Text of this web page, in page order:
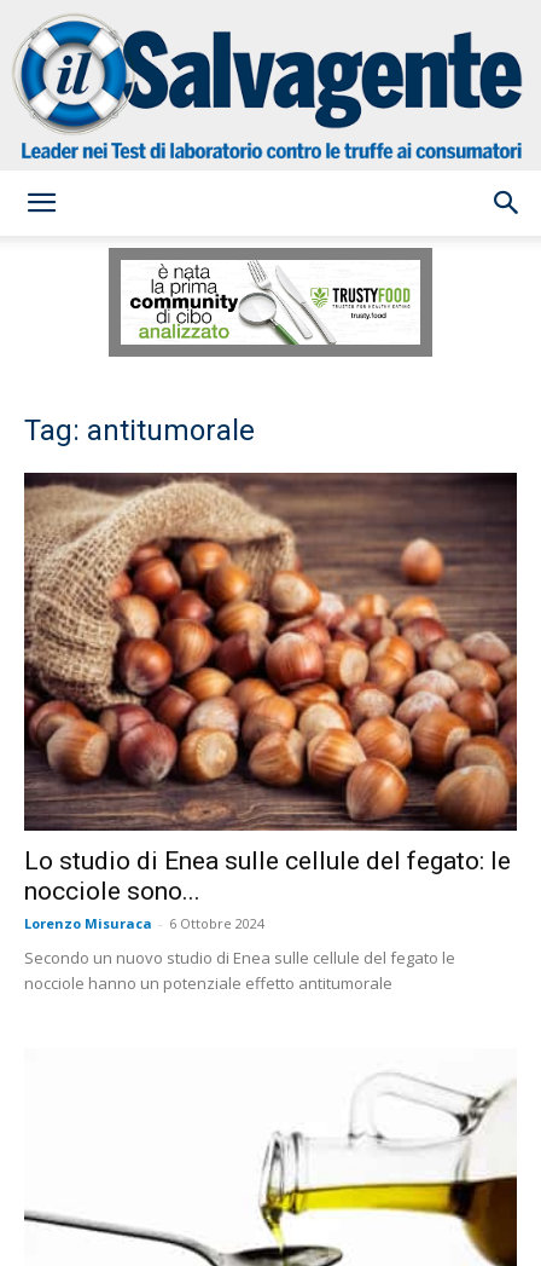
Salvagente
Tag: antitumorale
Lo studio di Enea sulle cellule del fegato: le
nocciole sono...
Lorenzo Misuraca - 6 Ottobre 2024
Secondo un nuovo studio di Enea sulle cellule del fegato le
nocciole hanno un potenziale effetto antitumorale